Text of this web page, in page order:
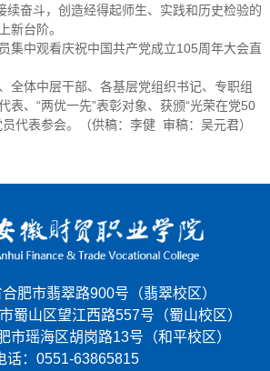
续奋斗，创造经得起师生、实践和历史检验的
新台阶。
集中观看庆祝中国共产党成立105周年大会直
全体中层干部、各基层党组织书记、专职组
表、“两优一先”表彰对象、获颁“光荣在党50
代表参会。（供稿：李健 审稿：吴元君）
肥市翡翠路900号（翡翠校区）
山区望江西路557号（蜀山校区）
海区胡岗路13号（和平校区）
话：0551-63865815